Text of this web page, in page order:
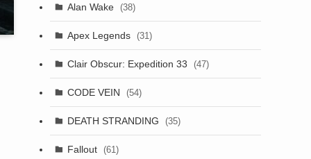
Alan Wake (38)
Apex Legends (31)
Clair Obscur: Expedition 33 (47)
CODE VEIN (54)
DEATH STRANDING (35)
Fallout (61)